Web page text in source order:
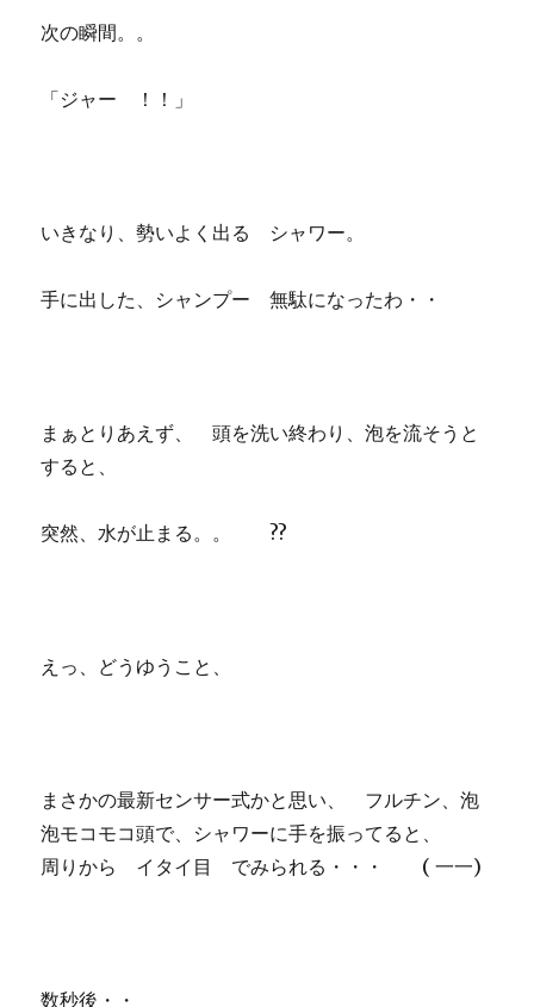
次の瞬間。。
「ジャー ！！」
いきなり、勢いよく出る シャワー。
手に出した、シャンプー 無駄になったわ・・
まぁとりあえず、 頭を洗い終わり、泡を流そうと
すると、
突然、水が止まる。。 ??
えっ、どうゆうこと、
まさかの最新センサー式かと思い、 フルチン、泡
泡モコモコ頭で、シャワーに手を振ってると、
周りから イタイ目 でみられる・・・ ( 一一)
数秒後・・